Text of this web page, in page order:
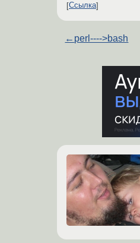
Ссылка
← perl---->bash